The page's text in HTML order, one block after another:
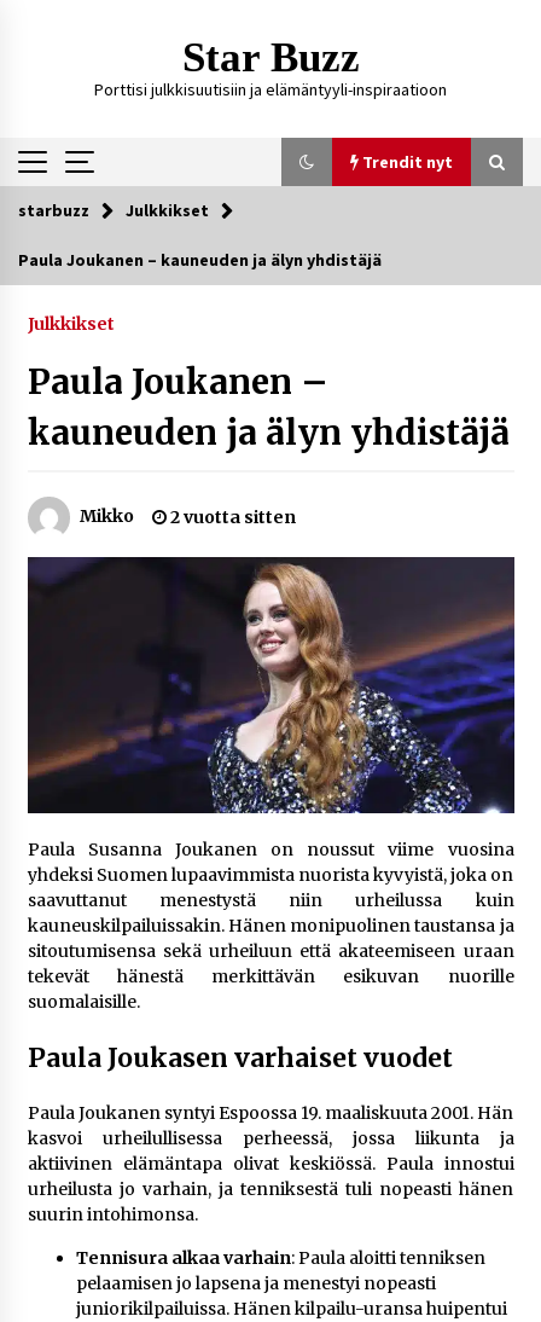
Star Buzz
Porttisi julkkisuutisiin ja elämäntyyli-inspiraatioon
Trendit nyt
Trendit nyt
4 päivää sitten
Matti Koivisto toimittaja ikä – mitä Ylen
6 päivää sitten
Netflix, YouTube, TikTok, pelit ja nettikasinot
osana samaa ilmiötä
1 viikko sitten
Jaakko Selin puoliso Simo – pitkä
rakkaustarina, elämäntyö ja ura
1 viikko sitten
Näin pikakasinot nopeuttavat kotiutuksia
modernin maksuteknologian avulla
2 viikkoa sitten
Nina Rung – rikollisuuden tutkija ja väkivallan
ehkäisyn näkyvä ääni
Pia Töyli – tapaus, joka jäi osaksi Suomen
3 viikkoa sitten
Online-kasinoiden mobiilipelialustojen kehitys
– asiantuntijalausunto
3 viikkoa sitten
Uutisankkuri Jan Andersson vaimo – faktat ja
huhut
starbuzz Julkkikset
Paula Joukanen – kauneuden ja älyn yhdistäjä
Julkkikset
Paula Joukanen –
kauneuden ja älyn yhdistäjä
Mikko 2 vuotta sitten
Paula Susanna Joukanen on noussut viime vuosina
yhdeksi Suomen lupaavimmista nuorista kyvyistä, joka on
saavuttanut menestystä niin urheilussa kuin
kauneuskilpailuissakin. Hänen monipuolinen taustansa ja
sitoutumisensa sekä urheiluun että akateemiseen uraan
tekevät hänestä merkittävän esikuvan nuorille
suomalaisille.
Paula Joukasen varhaiset vuodet
Paula Joukanen syntyi Espoossa 19. maaliskuuta 2001. Hän
kasvoi urheilullisessa perheessä, jossa liikunta ja
aktiivinen elämäntapa olivat keskiössä. Paula innostui
urheilusta jo varhain, ja tenniksestä tuli nopeasti hänen
suurin intohimonsa.
Tennisura alkaa varhain: Paula aloitti tenniksen
pelaamisen jo lapsena ja menestyi nopeasti
juniorikilpailuissa. Hänen kilpailu-uransa huipentui